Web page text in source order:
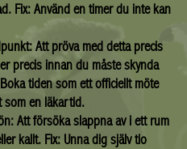
Fix: Använd en timer du inte kan
Att pröva med detta precis
precis innan du måste skynda
tiden som ett officiellt möte
som en läkartid.
Att försöka slappna av i ett rum
kallt. Fix: Unna dig själv tio